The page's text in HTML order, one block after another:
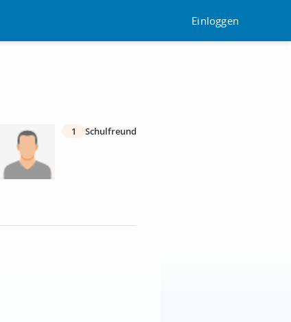
Einloggen
1 Schulfreund